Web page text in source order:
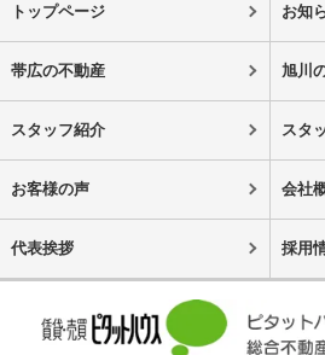
トップページ お知
帯広の不動産 旭川
スタッフ紹介 スタ
お客様の声 会社
代表挨拶 採用